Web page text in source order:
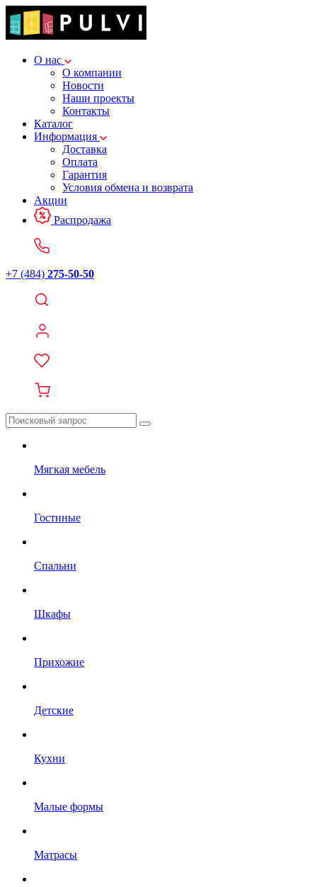
О нас
О компании
Новости
Наши проекты
Контакты
Каталог
Информация
Доставка
Оплата
Гарантия
Условия обмена и возврата
Акции
Распродажа
+7 (484) 275-50-50
Мягкая мебель
Гостиные
Спальни
Шкафы
Прихожие
Детские
Кухни
Малые формы
Матрасы